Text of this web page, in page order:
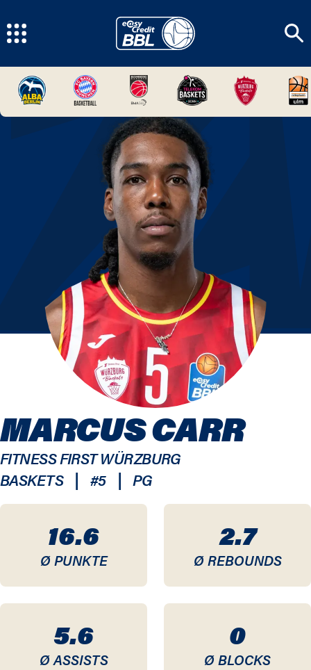
16.6
Ø PUNKTE
2.7
Ø REBOUNDS
5.6
Ø ASSISTS
0
Ø BLOCKS
MARCUS CARR
FITNESS FIRST WÜRZBURG
BASKETS | #5 | PG